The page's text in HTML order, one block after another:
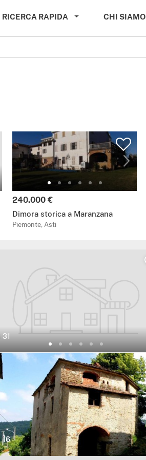
RICERCA RAPIDA CHI SIAMO
240.000 €
Dimora storica a Maranzana
Piemonte, Asti
31
16